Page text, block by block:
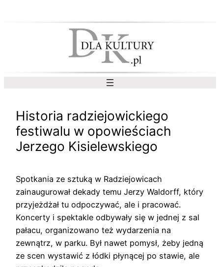
Historia radziejowickiego
festiwalu w opowieściach
Jerzego Kisielewskiego
Spotkania ze sztuką w Radziejowicach
zainaugurował dekady temu Jerzy Waldorff, który
przyjeżdżał tu odpoczywać, ale i pracować.
Koncerty i spektakle odbywały się w jednej z sal
pałacu, organizowano też wydarzenia na
zewnątrz, w parku. Był nawet pomysł, żeby jedną
ze scen wystawić z łódki płynącej po stawie, ale